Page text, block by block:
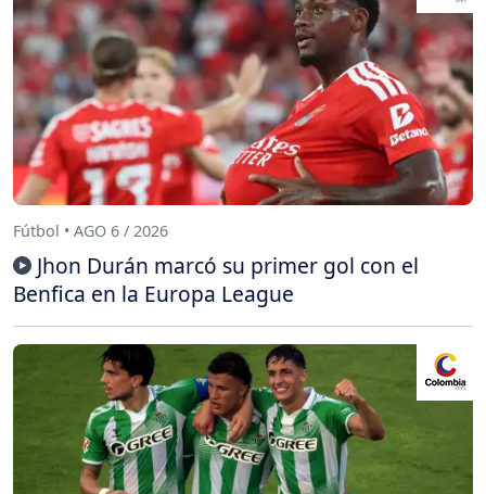
Fútbol • AGO 6 / 2026
Jhon Durán marcó su primer gol con el
Benfica en la Europa League